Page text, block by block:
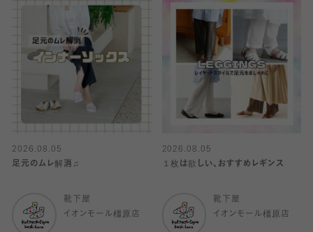
2026.08.05
足元のムレ解消♫
靴下屋
イオンモール橿原店
2026.08.05
１枚は欲しい、おすすめレギンス
靴下屋
イオンモール橿原店